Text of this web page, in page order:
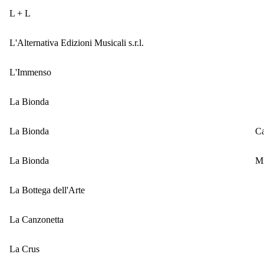
L + L
L'Alternativa Edizioni Musicali s.r.l.
L'Immenso
La Bionda
La Bionda
La Bionda
La Bottega dell'Arte
La Canzonetta
La Crus